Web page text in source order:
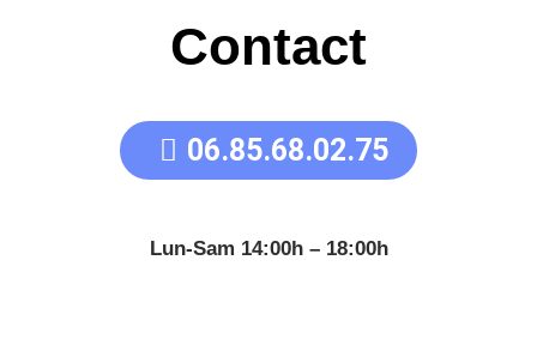
Contact
06.85.68.02.75
Lun-Sam 14:00h – 18:00h